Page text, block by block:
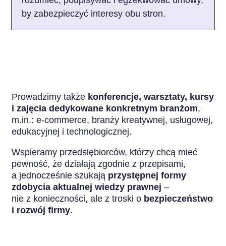
by zabezpieczyć interesy obu stron.
Prowadzimy także konferencje, warsztaty, kursy
i zajęcia dedykowane konkretnym branżom,
m.in.: e-commerce, branży kreatywnej, usługowej,
edukacyjnej i technologicznej.
Wspieramy przedsiębiorców, którzy chcą mieć
pewność, że działają zgodnie z przepisami,
a jednocześnie szukają przystępnej formy
zdobycia aktualnej wiedzy prawnej –
nie z konieczności, ale z troski o bezpieczeństwo
i rozwój firmy.